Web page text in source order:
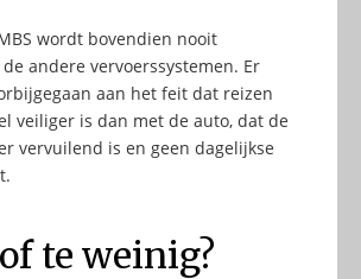
wordt bovendien nooit
andere vervoerssystemen. Er
aan het feit dat reizen
veiliger is dan met de auto, dat de
vervuilend is en geen dagelijkse
te weinig?